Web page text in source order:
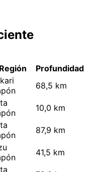
Región
Profundidad
68,5 km
10,0 km
87,9 km
41,5 km